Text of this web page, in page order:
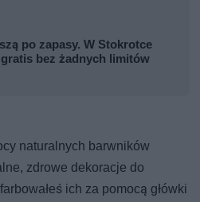
po zapasy. W Stokrotce
gratis bez żadnych limitów
naturalnych barwników
zdrowe dekoracje do
ich za pomocą główki